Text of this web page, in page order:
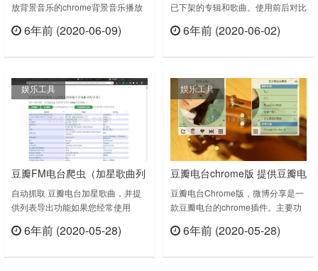
放背景音乐的chrome背景音乐播放
景音乐设置来播放不同风格的背景音
功能，进入其官方网站不需要进行翻
墙，所以注册登陆用不了几分钟即可
完成，登陆成功后，使用者若是直接
点击start开始，播放音乐风格将会是
随机的，若是想……
6年前 (2020-06-09)
已下架的专辑和歌曲。使用前后对比
手：周杰伦, Radiohead, Coldplay,
歌词和歌曲的收藏状态Enjoy!听个虾
米 v7.0上次更新日期：2019年3月8
日……
6年前 (2020-06-02)
娱乐工具
豆瓣FM电台爬虫（加星歌曲列
表导出）
自动抓取 豆瓣电台加星歌曲，并提
供列表导出功能如果您经常使用
听的歌曲！也许您想把歌曲列表导出
6年前 (2020-05-28)
娱乐工具
豆瓣电台chrome版 提供豆瓣电
台的基本功能
豆瓣电台Chrome版，微博分享是一
款豆瓣电台的chrome插件。主要功
于chrome浏览器的插件，方便用户
6年前 (2020-05-28)